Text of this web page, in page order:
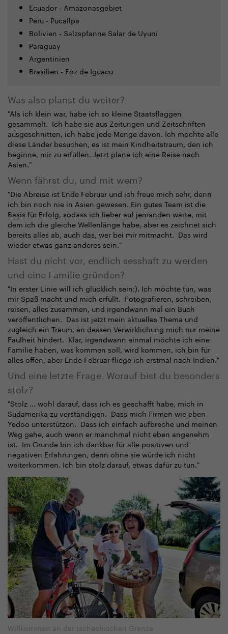
Ecuador - Amazonasgebiet
Peru - Pucallpa
Bolivien - Salzspfanne Salar de Uyuni
Paraguay
Argentinien
Brasilien - Foz de Iguacu
Was also planst du weiter?
"Als ich klein war, habe ich so kleine Staatsflaggen
gesammelt. Ich habe sie aus Zeitungen und Zeitschriften
ausgeschnitten, ich habe jede Menge davon. Ich möchte alle
diese Länder besuchen, es ist mein Kindheitstraum, den ich
beginne, mir zu erfüllen. Jetzt plane ich eine Reise nach
Asien."
Wenn fährst du, und mit wem?
"Die Abreise ist Ende Februar und ich freue mich sehr, denn
ich bin noch nie in Asien gewesen. Ein gutes Team ist die
Basis für Erfolg, sodass ich lieber auf jemanden warte, mit
dem ich die gleiche Wellenlänge habe, aber es zeichnet sich
bereits alles ab, auch das, wer bei mir mitmacht. Das wird
wieder etwas ganz anderes sein."
Hast du nicht vor, endlich sesshaft zu werden
und eine Familie gründen?
"In erster Linie will ich glücklich sein:). Ich möchte tun, was
mir Spaß macht und mich erfüllt. Fotografieren, schreiben,
reisen, alles zusammen, und irgendwann mal ein Buch
veröffentlichen. Das ist jetzt mein aktuelles Thema und
zugleich ein Traum, an dessen Verwirklichung mich nur meine
Faulheit hindert. Klar, irgendwann einmal möchte ich eine
Familie haben, was kommen soll, wird kommen, ich bin für
alles offen, aber Ende Februar fliege ich erstmal nach Indien."
Und eine letzte Frage. Worauf bist du besonders
stolz?
"Stolz ... wohl darauf, dass ich es geschafft habe, mich in
Südamerika zu verständigen. Dass mich Firmen wie eben
Yedoo unterstützen. Dass ich einfach aufbreche und meinen
Weg gehe, auch wenn er manchmal nicht eben angenehm
ist. Im Grunde bin ich dankbar für alle positiven und
negativen Erfahrungen, denn ohne sie würde ich nicht
weiterkommen. Ich bin stolz darauf, etwas dafür zu tun."
Willkommen an der tschechischen Grenze